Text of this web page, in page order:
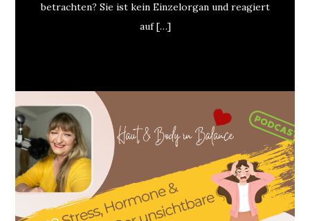
betrachten? Sie ist kein Einzelorgan und reagiert
auf […]